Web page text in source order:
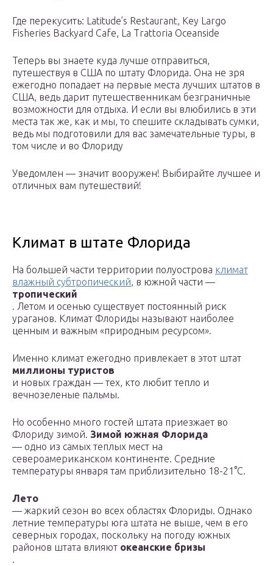
Где перекусить: Latitude’s Restaurant, Key Largo
Fisheries Backyard Cafe, La Trattoria Oceanside
Теперь вы знаете куда лучше отправиться,
путешествуя в США по штату Флорида. Она не зря
ежегодно попадает на первые места лучших штатов в
США, ведь дарит путешественникам безграничные
возможности для отдыха. И если вы влюбились в эти
места так же, как и мы, то спешите складывать сумки,
ведь мы подготовили для вас замечательные туры, в
том числе и во Флориду
Уведомлен — значит вооружен! Выбирайте лучшее и
отличных вам путешествий!
Климат в штате Флорида
На большей части территории полуострова климат
влажный субтропический, в южной части —
тропический
. Летом и осенью существует постоянный риск
ураганов. Климат Флориды называют наиболее
ценным и важным «природным ресурсом».
Именно климат ежегодно привлекает в этот штат
миллионы туристов
и новых граждан — тех, кто любит тепло и
вечнозеленые пальмы.
Но особенно много гостей штата приезжает во
Флориду зимой. Зимой южная Флорида
— одно из самых теплых мест на
североамериканском континенте. Средние
температуры января там приблизительно 18-21°C.
Лето
— жаркий сезон во всех областях Флориды. Однако
летние температуры юга штата не выше, чем в его
северных городах, поскольку на погоду южных
районов штата влияют океанские бризы
.